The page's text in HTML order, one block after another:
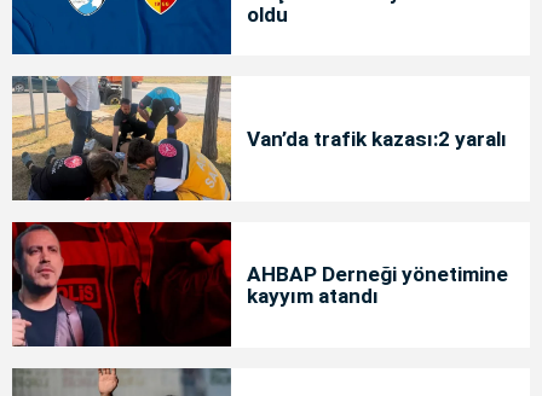
oldu
Van’da trafik kazası:2 yaralı
AHBAP Derneği yönetimine
kayyım atandı